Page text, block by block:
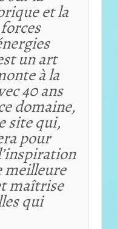
etla
un art
à la
40 ans
domaine,
site qui,
pour
meilleure
maîtrise
qui